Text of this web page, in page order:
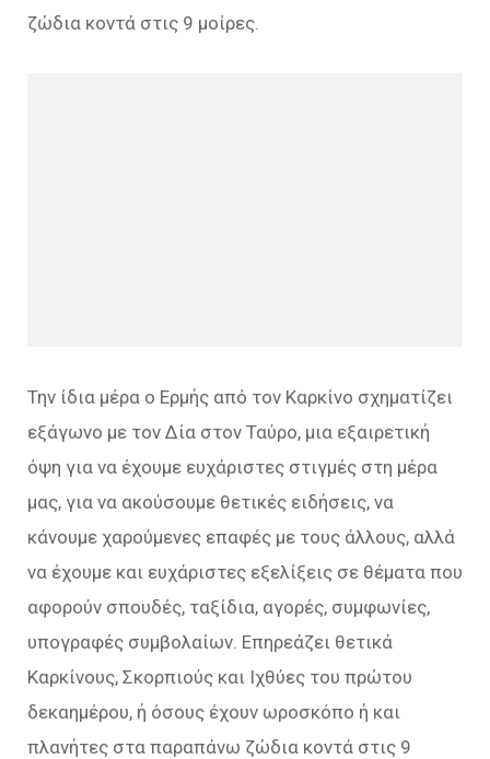
ζώδια κοντά στις 9 μοίρες.
Την ίδια μέρα ο Ερμής από τον Καρκίνο σχηματίζει
εξάγωνο με τον Δία στον Ταύρο, μια εξαιρετική
όψη για να έχουμε ευχάριστες στιγμές στη μέρα
μας, για να ακούσουμε θετικές ειδήσεις, να
κάνουμε χαρούμενες επαφές με τους άλλους, αλλά
να έχουμε και ευχάριστες εξελίξεις σε θέματα που
αφορούν σπουδές, ταξίδια, αγορές, συμφωνίες,
υπογραφές συμβολαίων. Επηρεάζει θετικά
Καρκίνους, Σκορπιούς και Ιχθύες του πρώτου
δεκαημέρου, ή όσους έχουν ωροσκόπο ή και
πλανήτες στα παραπάνω ζώδια κοντά στις 9